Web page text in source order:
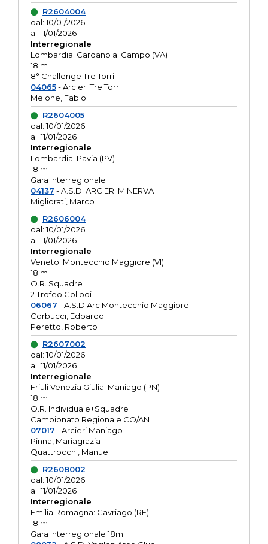
R2604004
dal: 10/01/2026
al: 11/01/2026
Interregionale
Lombardia: Cardano al Campo (VA)
18 m
8° Challenge Tre Torri
04065- Arcieri Tre Torri
Melone, Fabio
R2604005
dal: 10/01/2026
al: 11/01/2026
Interregionale
Lombardia: Pavia (PV)
18 m
Gara Interregionale
04137 - A.S.D. ARCIERI MINERVA
Migliorati, Marco
R2606004
dal: 10/01/2026
al: 11/01/2026
Interregionale
Veneto: Montecchio Maggiore (VI)
18 m
O.R. Squadre
2 Trofeo Collodi
06067 - A.S.D.Arc.Montecchio Maggiore
Corbucci, Edoardo
Peretto, Roberto
R2607002
dal: 10/01/2026
al: 11/01/2026
Interregionale
Friuli Venezia Giulia: Maniago (PN)
18 m
O.R. Individuale+Squadre
Campionato Regionale CO/AN
07017 - Arcieri Maniago
Pinna, Mariagrazia
Quattrocchi, Manuel
R2608002
dal: 10/01/2026
al: 11/01/2026
Interregionale
Emilia Romagna: Cavriago (RE)
18 m
Gara interregionale 18m